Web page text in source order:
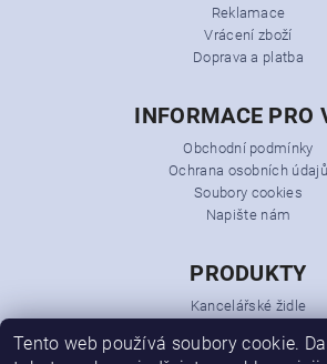
Reklamace
Vrácení zboží
Doprava a platba
INFORMACE PRO
Obchodní podmínky
Ochrana osobních údajů
Soubory cookies
Napište nám
PRODUKTY
Kancelářské židle
Kancelářský nábytek
Tento web používá soubory cookie.